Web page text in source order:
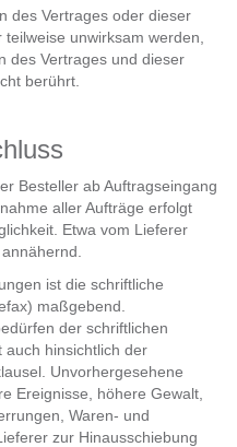
des Vertrages oder dieser
unwirksam werden,
des Vertrages und dieser
berührt.
Besteller ab Auftragseingang
aller Aufträge erfolgt
Etwa vom Lieferer
ist die schriftliche
maßgebend.
der schriftlichen
auch hinsichtlich der
Unvorhergesehene
Ereignisse, höhere Gewalt,
Waren- und
zur Hinausschiebung